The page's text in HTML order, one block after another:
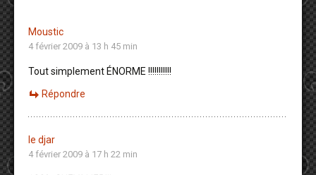
Moustic
4 février 2009 à 13 h 45 min
Tout simplement ÉNORME !!!!!!!!!!!
Répondre
le djar
4 février 2009 à 17 h 22 min